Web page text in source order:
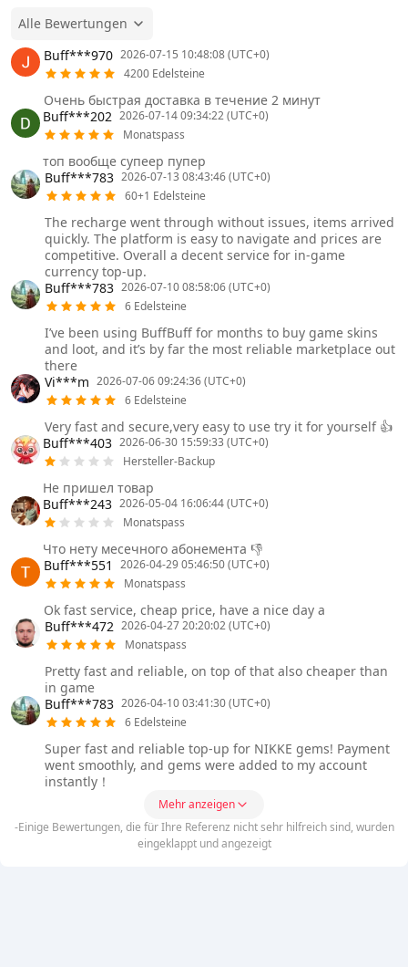
Alle Bewertungen
Buff***970 2026-07-15 10:48:08 (UTC+0)
4200 Edelsteine
Очень быстрая доставка в течение 2 минут
Buff***202 2026-07-14 09:34:22 (UTC+0)
Monatspass
топ вообще супеер пупер
Buff***783 2026-07-13 08:43:46 (UTC+0)
60+1 Edelsteine
The recharge went through without issues, items arrived
quickly. The platform is easy to navigate and prices are
competitive. Overall a decent service for in-game
currency top-up.
Buff***783 2026-07-10 08:58:06 (UTC+0)
6 Edelsteine
I’ve been using BuffBuff for months to buy game skins
and loot, and it’s by far the most reliable marketplace out
there
Vi***m 2026-07-06 09:24:36 (UTC+0)
6 Edelsteine
Very fast and secure,very easy to use try it for yourself 👍
Buff***403 2026-06-30 15:59:33 (UTC+0)
Hersteller-Backup
Не пришел товар
Buff***243 2026-05-04 16:06:44 (UTC+0)
Monatspass
Что нету месечного абонемента 👎
Buff***551
2026-04-29 05:46:50 (UTC+0)
Monatspass
Ok fast service, cheap price, have a nice day a
Buff***472 2026-04-27 20:20:02 (UTC+0)
Monatspass
Pretty fast and reliable, on top of that also cheaper than
in game
Buff***783 2026-04-10 03:41:30 (UTC+0)
6 Edelsteine
Super fast and reliable top-up for NIKKE gems! Payment
went smoothly, and gems were added to my account
instantly！
Mehr anzeigen
-Einige Bewertungen, die für Ihre Referenz nicht sehr hilfreich sind, wurden
eingeklappt und angezeigt